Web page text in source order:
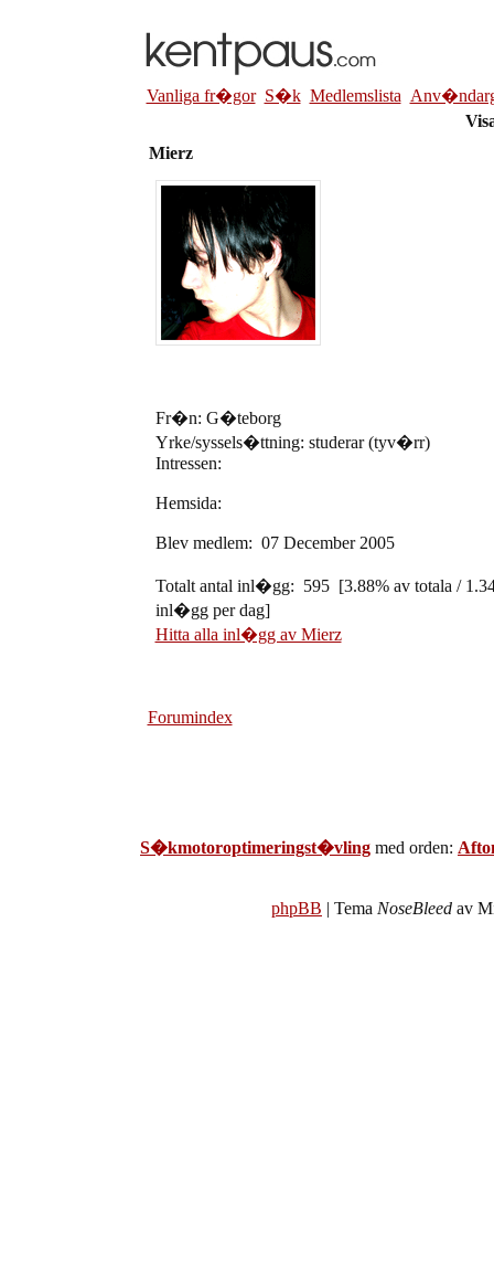
Vanliga fr�gor S�k Medlemslista
Mierz
Fr�n: G�teborg
Yrke/syssels�ttning: studerar (tyv�rr)
Intressen:
Hemsida:
Blev medlem: 07 December 2005
Totalt antal inl�gg: 595 [3.88% av totala /
inl�gg per dag]
Hitta alla inl�gg av Mierz
Forumindex
S�kmotoroptimeringst�vling med orden:
phpBB | Tema NoseBleed av